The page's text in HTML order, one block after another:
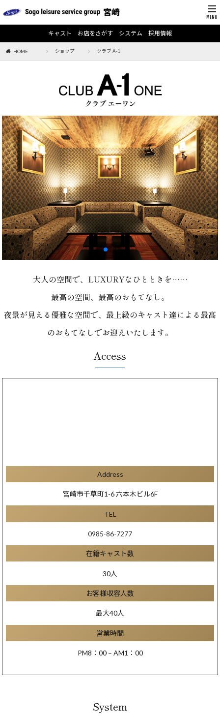
キャスト お店をさがす システム 採用情報
HOME ショップ クラブ A-1
大人の空間で、LUXURYなひとときを……
最高の空間、最高のおもてなし。
夜景が見える優雅な空間で、最上級のキャスト達による最高
のおもてなしでお迎えいたします。
Access
Address
宮崎市千草町1-6 六本木ビル6F
TEL
0985-86-7277
在籍キャスト数
30人
お客様収容人数
最大40人
営業時間
PM8：00 – AM1：00
System